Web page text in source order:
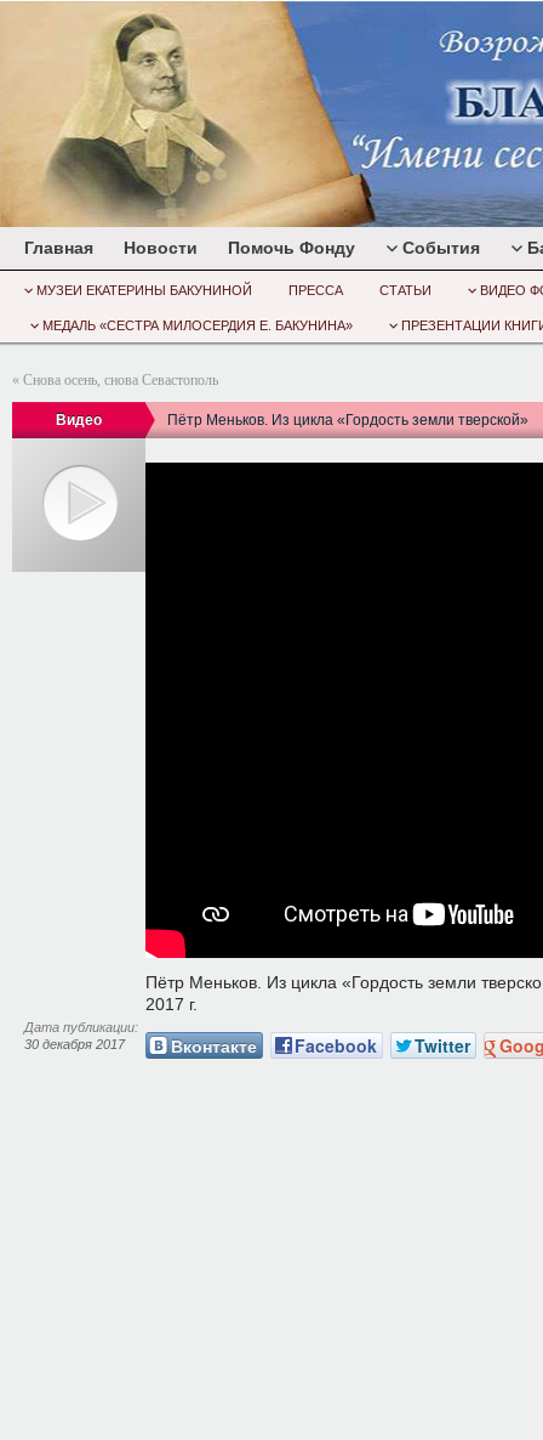
Главная Новости Помочь Фонду События
МУЗЕИ ЕКАТЕРИНЫ БАКУНИНОЙ ПРЕССА СТАТЬИ ВИДЕО
МЕДАЛЬ «СЕСТРА МИЛОСЕРДИЯ Е. БАКУНИНА» ПРЕЗЕНТАЦИИ
« Снова осень, снова Севастополь
Видео Пётр Меньков. Из цикла «Гордость земли тверской»
Пётр Меньков. Из цикла «Гордость земли
2017 г.
Вконтакте Facebook Twitter
Дата публикации:
30 декабря 2017